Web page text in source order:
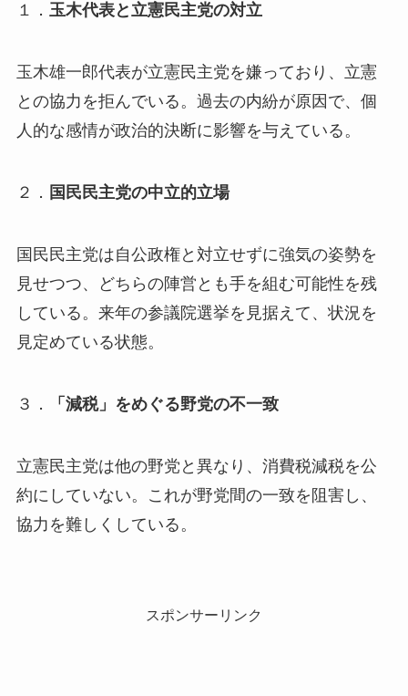
１． 玉木代表と立憲民主党の対立
玉木雄一郎代表が立憲民主党を嫌っており、立憲
との協力を拒んでいる。過去の内紛が原因で、個
人的な感情が政治的決断に影響を与えている。
２． 国民民主党の中立的立場
国民民主党は自公政権と対立せずに強気の姿勢を
見せつつ、どちらの陣営とも手を組む可能性を残
している。来年の参議院選挙を見据えて、状況を
見定めている状態。
３． 「減税」をめぐる野党の不一致
立憲民主党は他の野党と異なり、消費税減税を公
約にしていない。これが野党間の一致を阻害し、
協力を難しくしている。
スポンサーリンク